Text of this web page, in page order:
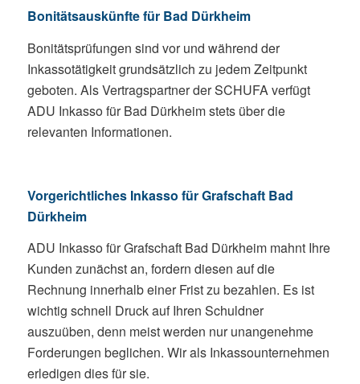
Bonitätsauskünfte für Bad Dürkheim
Bonitätsprüfungen sind vor und während der
Inkassotätigkeit grundsätzlich zu jedem Zeitpunkt
geboten. Als Vertragspartner der SCHUFA verfügt
ADU Inkasso für Bad Dürkheim stets über die
relevanten Informationen.
Vorgerichtliches Inkasso für Grafschaft Bad
Dürkheim
ADU Inkasso für Grafschaft Bad Dürkheim mahnt Ihre
Kunden zunächst an, fordern diesen auf die
Rechnung innerhalb einer Frist zu bezahlen. Es ist
wichtig schnell Druck auf Ihren Schuldner
auszuüben, denn meist werden nur unangenehme
Forderungen beglichen. Wir als Inkassounternehmen
erledigen dies für sie.